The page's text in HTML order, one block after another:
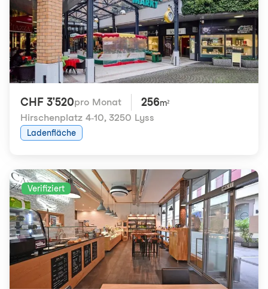
CHF 3'520pro Monat 256m²
Hirschenplatz 4-10, 3250 Lyss
Ladenfläche
Verifiziert